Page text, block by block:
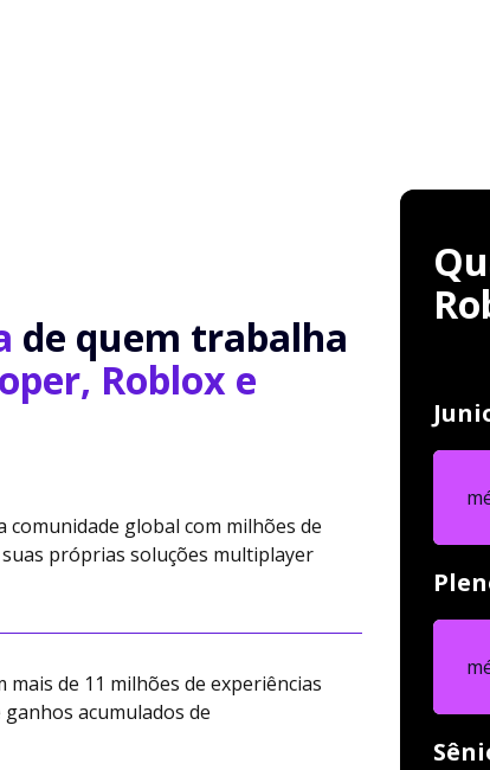
de quem trabalha
Roblox e
comunidade global com milhões de
próprias soluções multiplayer
de 11 milhões de experiências
acumulados de